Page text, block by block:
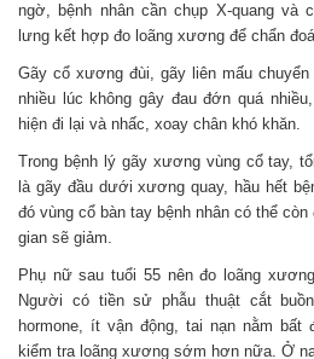
ngờ, bệnh nhân cần chụp X-quang và
lưng kết hợp đo loãng xương để chẩn
Gãy cổ xương đùi, gãy liên mấu
nhiều lúc không gây đau đớn quá
hiện đi lại và nhấc, xoay chân khó khăn.
Trong bệnh lý gãy xương vùng cổ tay,
là gãy đầu dưới xương quay, hầu hết
đó vùng cổ bàn tay bệnh nhân có thể
gian sẽ giảm.
Phụ nữ sau tuổi 55 nên đo loãng
Người có tiền sử phẫu thuật cắt
hormone, ít vận động, tai nạn nằm bất
kiểm tra loãng xương sớm hơn nữa. Ở